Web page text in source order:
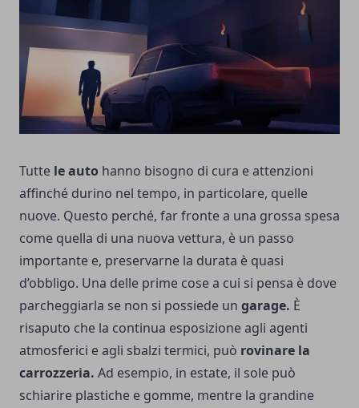
Tutte le auto hanno bisogno di cura e attenzioni
affinché durino nel tempo, in particolare, quelle
nuove. Questo perché, far fronte a una grossa spesa
come quella di una nuova vettura, è un passo
importante e, preservarne la durata è quasi
d’obbligo. Una delle prime cose a cui si pensa è dove
parcheggiarla se non si possiede un garage. È
risaputo che la continua esposizione agli agenti
atmosferici e agli sbalzi termici, può rovinare la
carrozzeria. Ad esempio, in estate, il sole può
schiarire plastiche e gomme, mentre la grandine